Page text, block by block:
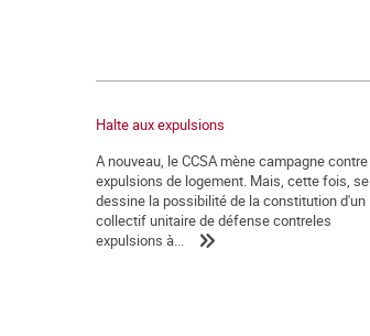
Halte aux expulsions
A nouveau, le CCSA mène campagne
expulsions de logement. Mais, cette fois, se
dessine la possibilité de la constitution d'un
collectif unitaire de défense contreles
expulsions à...